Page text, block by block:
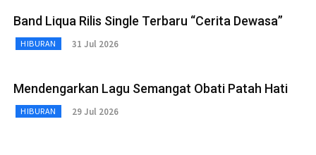
Band Liqua Rilis Single Terbaru “Cerita Dewasa”
HIBURAN 31 Jul 2026
Mendengarkan Lagu Semangat Obati Patah Hati
HIBURAN 29 Jul 2026